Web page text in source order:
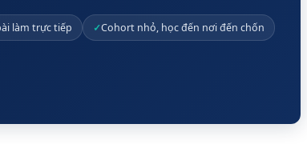
làm trực tiếp Cohort nhỏ, học đến nơi đến chốn